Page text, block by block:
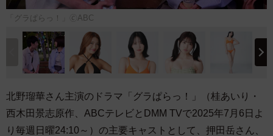
「グラぱらっ！」🄫ABC
北野瑠華さん主演のドラマ「グラぱらっ！」（桂あいり・
西木田景志原作、ABCテレビとDMM TVで2025年7月6日よ
り毎週日曜24:10～）の主要キャストとして、押田岳さん、